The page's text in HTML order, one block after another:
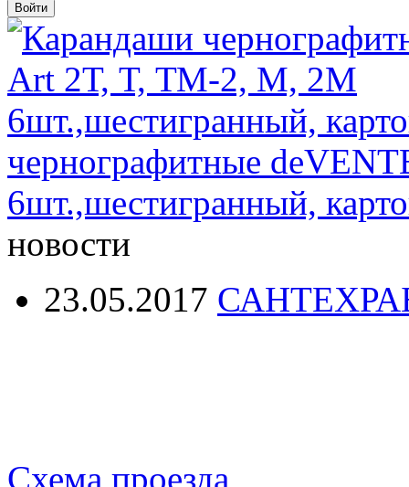
чернографитные
6шт.,шестигранный,
новости
23.05.2017
Схема проезда